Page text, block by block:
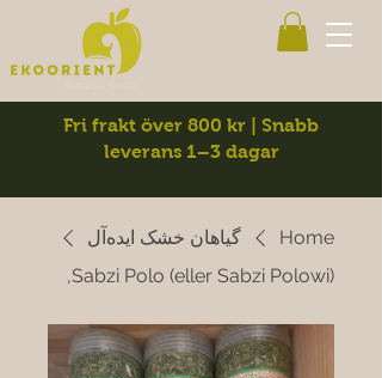
Fri frakt över 800 kr | Snabb
leverans 1–3 dagar
Home
گیاهان خشک ایده‌آل
Sabzi Polo (eller Sabzi Polowi),